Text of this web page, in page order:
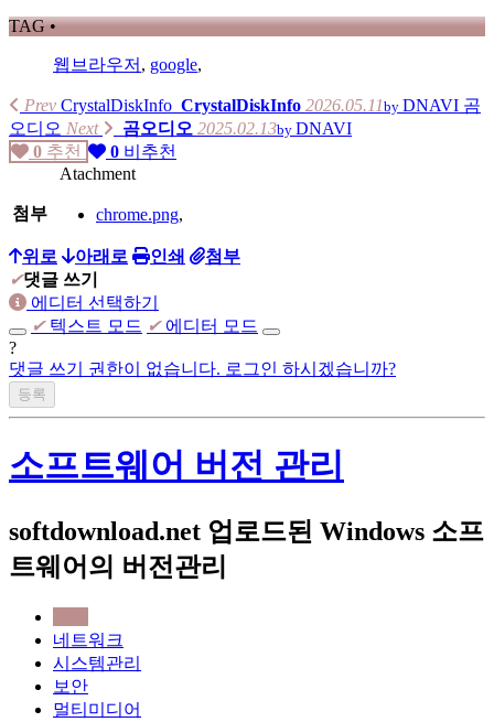
TAG •
웹브라우저 , google,
Prev CrystalDiskInfo CrystalDiskInfo 2026.05.11by DNAVI 곰
오디오 Next 곰오디오 2025.02.13by DNAVI
0 추천 0 비추천
Atachment
첨부 chrome.png,
위로 아래로 인쇄
첨부
✔댓글 쓰기
에디터 선택하기
✔ 텍스트 모드 ✔ 에디터 모드
?
댓글 쓰기 권한이 없습니다. 로그인 하시겠습니까?
소프트웨어 버전 관리
softdownload.net 업로드된 Windows 소프
트웨어의 버전관리
네트워크
시스템관리
보안
멀티미디어